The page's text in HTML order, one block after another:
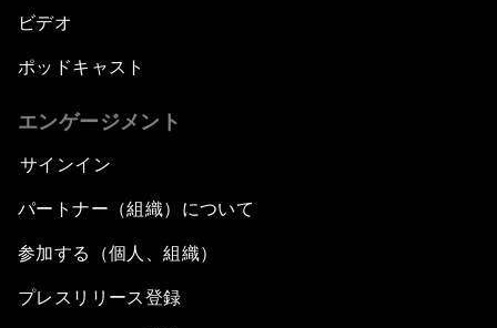
ビデオ
ポッドキャスト
エンゲージメント
サインイン
パートナー（組織）について
参加する（個人、組織）
プレスリリース登録